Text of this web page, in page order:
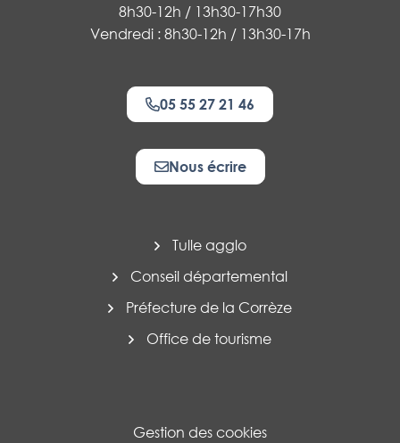
8h30-12h / 13h30-17h30
Vendredi : 8h30-12h / 13h30-17h
05 55 27 21 46
Nous écrire
Tulle agglo
Conseil départemental
Préfecture de la Corrèze
Office de tourisme
Gestion des cookies